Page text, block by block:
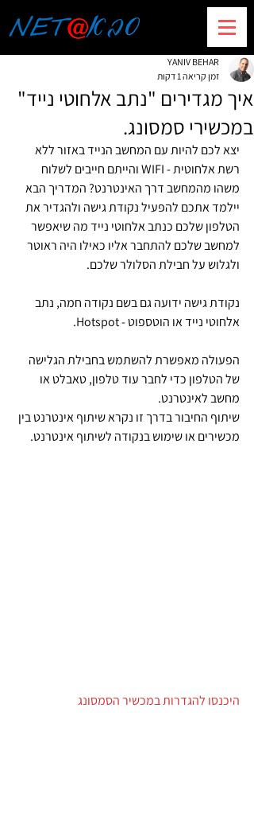
איך מגדירים "נתב אלחוטי נייד"
במכשירי סמסונג.
YANIV BEHAR
זמן קריאה 1 דקות
יצא לכם להיות עם המחשב הנייד באזור ללא
רשת אלחוטית - WIFI והייתם חייבים לשלוח
משהו מהמחשב דרך האינטרנט? המדריך הבא
יילמד אתכם להפעיל נקודת גישה ולהגדיר את
הטלפון שלכם כנתב אלחוטי נייד מה שיאפשר
למחשב שלכם להתחבר אליו כאילו היה ראוטר
ולגלוש על חבילת הסלולר שלכם.
נקודת גישה ידועה גם בשם נקודה חמה, נתב
אלחוטי נייד או הוטספוט - Hotspot.
הפעולה מאפשרת להשתמש בחבילת הגלישה
של הטלפון כדי לחבר עוד טלפון, טאבלט או
מחשב לאינטרנט.
שיתוף החיבור בדרך זו נקרא שיתוף אינטרנט בין
מכשירים או שימוש בנקודה לשיתוף אינטרנט.
היכנסו להגדרות במכשיר הסמסונג